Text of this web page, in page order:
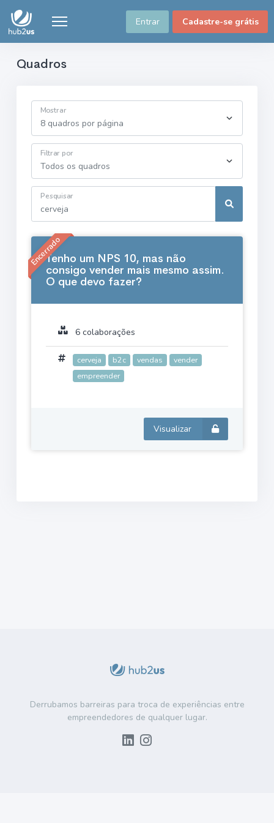
Entrar Cadastre-se grátis
Quadros
Mostrar
Filtrar por
Pesquisar
Tenho um NPS 10, mas não
consigo vender mais mesmo assim.
O que devo fazer?
Encerrado
6 colaborações
cerveja b2c vendas
vender
empreender
Visualizar
Derrubamos barreiras para troca de experiências entre
empreendedores de qualquer lugar.